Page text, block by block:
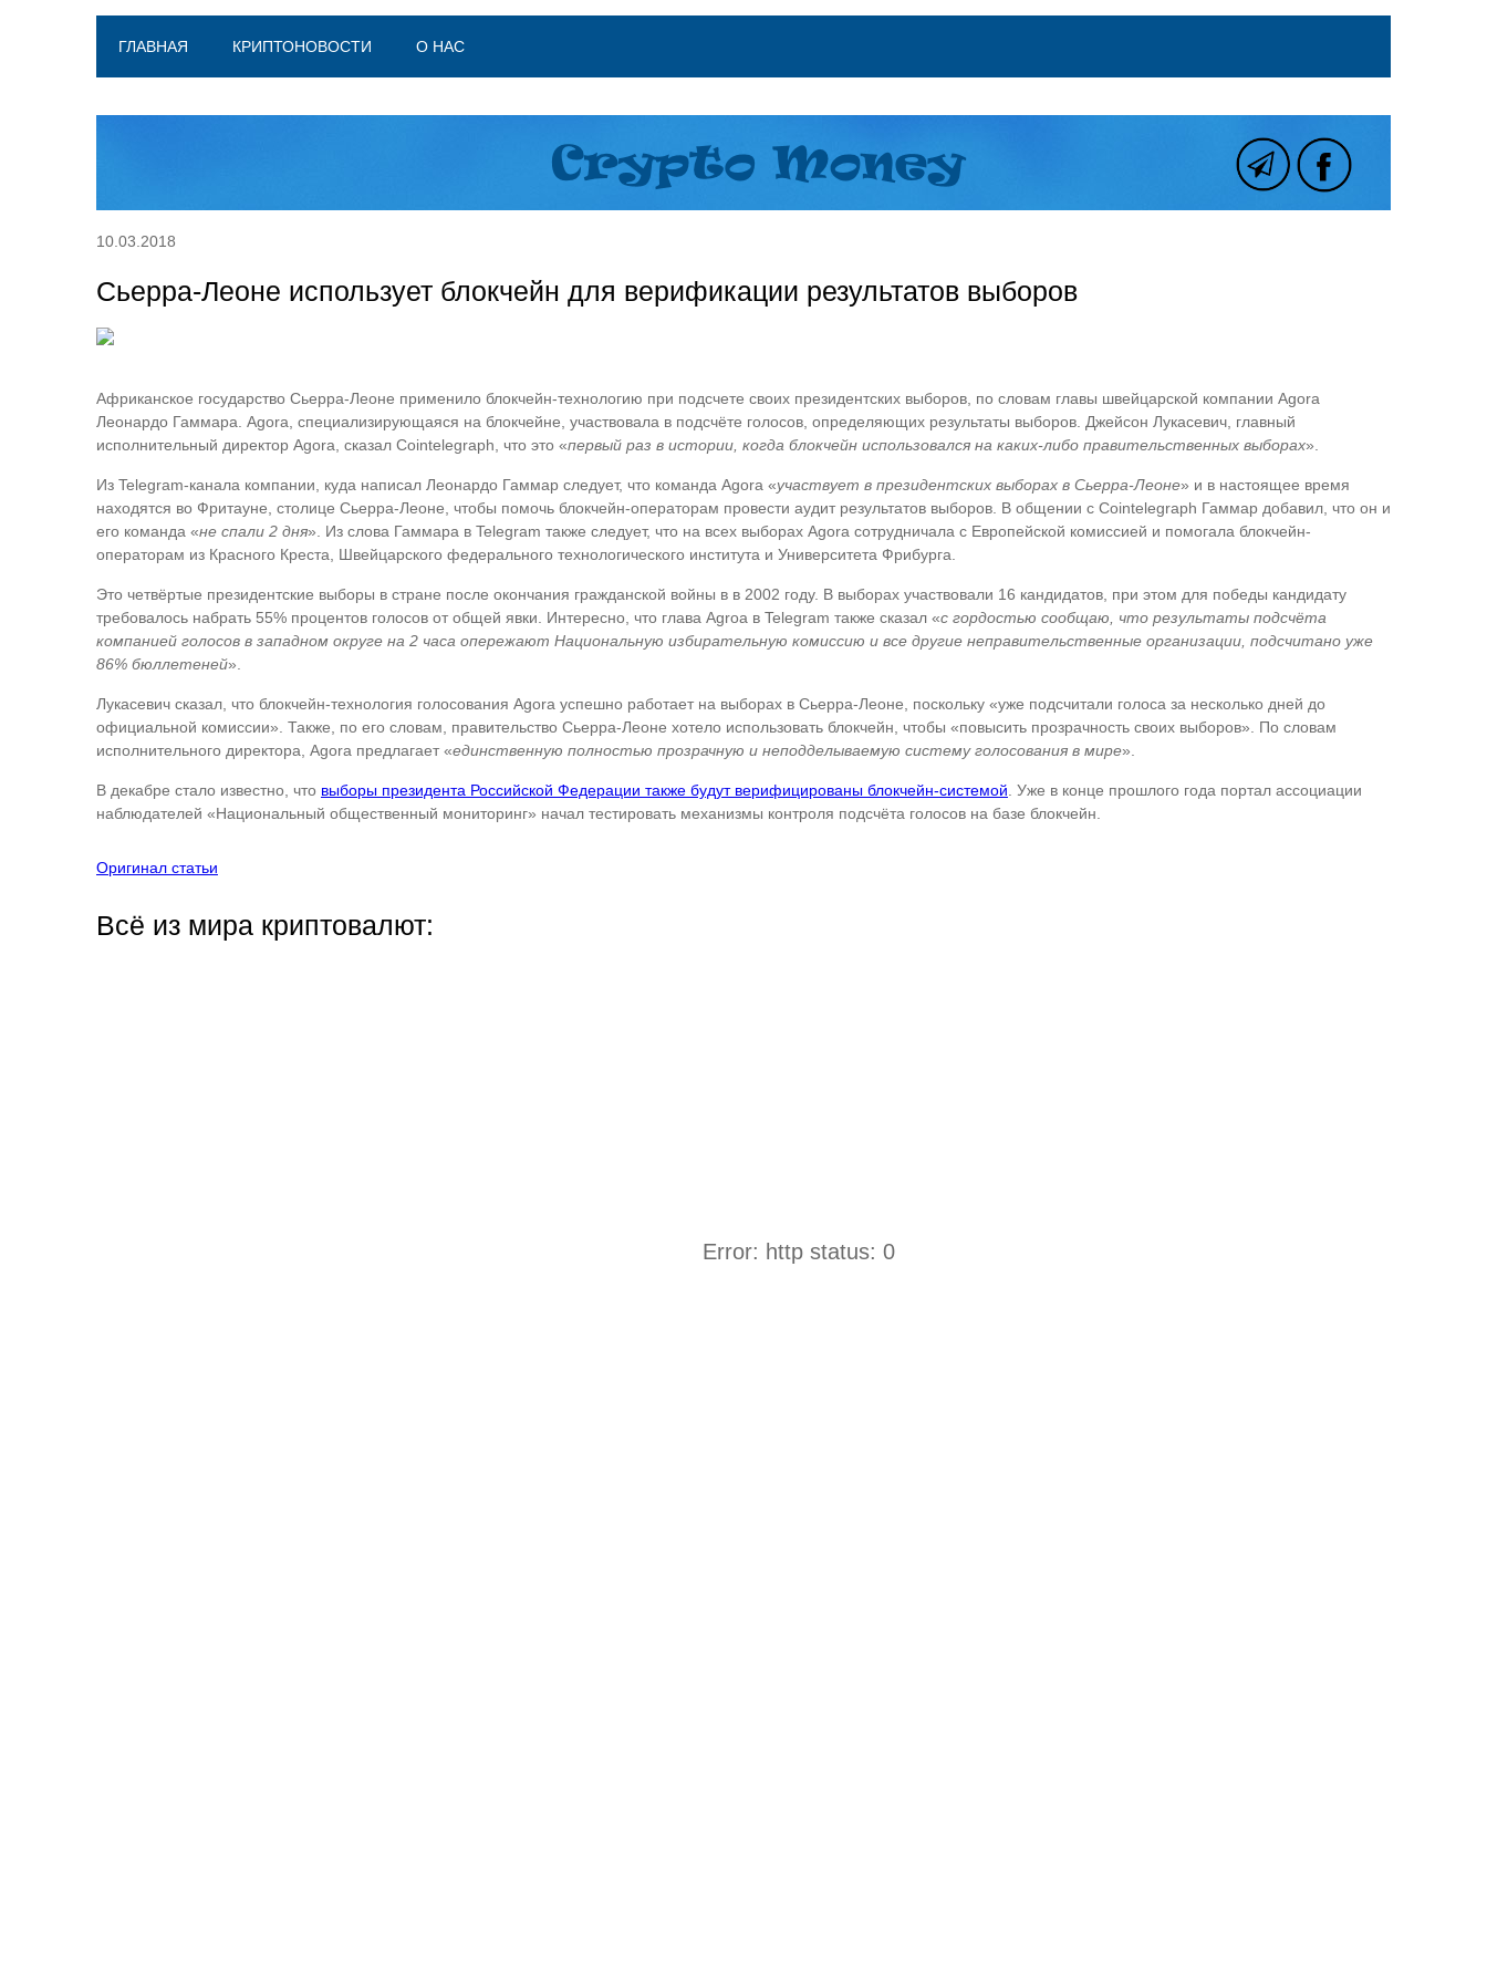
ГЛАВНАЯ КРИПТОНОВОСТИ О НАС
10.03.2018
Сьерра-Леоне использует блокчейн для верификации результатов выборов
Африканское государство Сьерра-Леоне применило блокчейн-технологию при подсчете своих президентских выборов, по словам главы швейцарской компании Agora
Леонардо Гаммара. Agora, специализирующаяся на блокчейне, участвовала в подсчёте голосов, определяющих результаты выборов. Джейсон Лукасевич, главный
исполнительный директор Agora, сказал Cointelegraph, что это «первый раз в истории, когда блокчейн использовался на каких-либо правительственных выборах».
Из Telegram-канала компании, куда написал Леонардо Гаммар следует, что команда Agora «участвует в президентских выборах в Сьерра-Леоне» и в настоящее время
находятся во Фритауне, столице Сьерра-Леоне, чтобы помочь блокчейн-операторам провести аудит результатов выборов. В общении с Cointelegraph Гаммар добавил, что он и
его команда «не спали 2 дня». Из слова Гаммара в Telegram также следует, что на всех выборах Agora сотрудничала с Европейской комиссией и помогала блокчейн-
операторам из Красного Креста, Швейцарского федерального технологического института и Университета Фрибурга.
Это четвёртые президентские выборы в стране после окончания гражданской войны в в 2002 году. В выборах участвовали 16 кандидатов, при этом для победы кандидату
требовалось набрать 55% процентов голосов от общей явки. Интересно, что глава Agroa в Telegram также сказал «с гордостью сообщаю, что результаты подсчёта
компанией голосов в западном округе на 2 часа опережают Национальную избирательную комиссию и все другие неправительственные организации, подсчитано уже
86% бюллетеней».
Лукасевич сказал, что блокчейн-технология голосования Agora успешно работает на выборах в Сьерра-Леоне, поскольку «уже подсчитали голоса за несколько дней до
официальной комиссии». Также, по его словам, правительство Сьерра-Леоне хотело использовать блокчейн, чтобы «повысить прозрачность своих выборов». По словам
исполнительного директора, Agora предлагает «единственную полностью прозрачную и неподделываемую систему голосования в мире».
В декабре стало известно, что выборы президента Российской Федерации также будут верифицированы блокчейн-системой . Уже в конце прошлого года портал ассоциации
наблюдателей «Национальный общественный мониторинг» начал тестировать механизмы контроля подсчёта голосов на базе блокчейн.
Оригинал статьи
Всё из мира криптовалют:
Error: http status: 0